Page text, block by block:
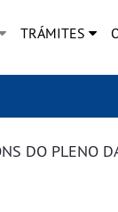
TRÁMITES
DO PLENO